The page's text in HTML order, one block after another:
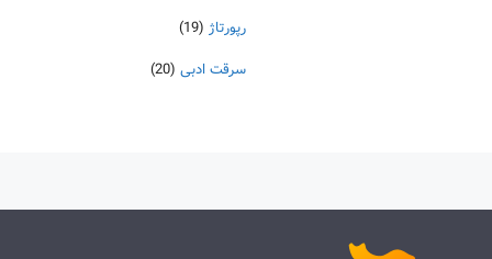
رپورتاژ (19)
سرقت ادبی (20)